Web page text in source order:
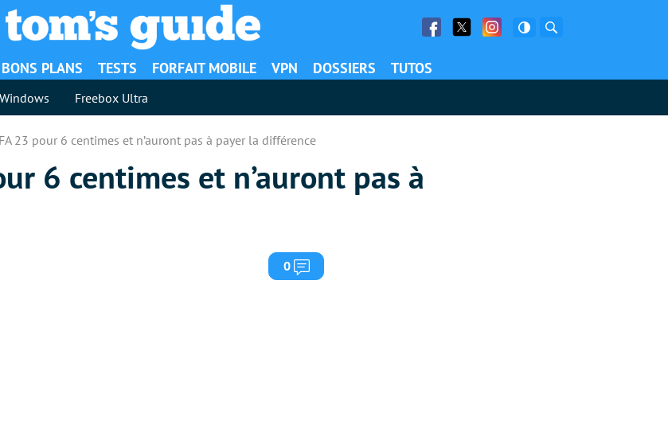
Facebook
Twitter Facebook
BONS PLANS TESTS FORFAIT MOBILE VPN DOSSIERS TUTOS
Windows Freebox Ultra
23 pour 6 centimes et n’auront pas à payer la différence
6 centimes et n’auront pas à
0 Commentaires